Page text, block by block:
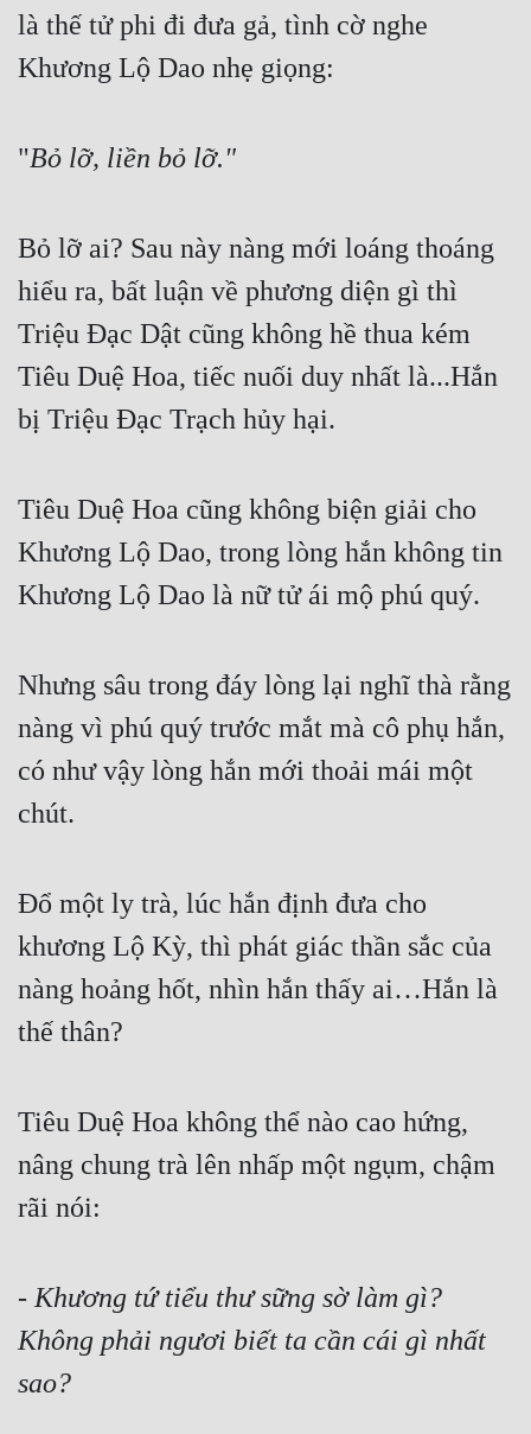
là thế tử phi đi đưa gả, tình cờ nghe
Khương Lộ Dao nhẹ giọng:
"Bỏ lỡ, liền bỏ lỡ."
Bỏ lỡ ai? Sau này nàng mới loáng thoáng
hiểu ra, bất luận về phương diện gì thì
Triệu Đạc Dật cũng không hề thua kém
Tiêu Duệ Hoa, tiếc nuối duy nhất là...Hắn
bị Triệu Đạc Trạch hủy hại.
Tiêu Duệ Hoa cũng không biện giải cho
Khương Lộ Dao, trong lòng hắn không tin
Khương Lộ Dao là nữ tử ái mộ phú quý.
Nhưng sâu trong đáy lòng lại nghĩ thà rằng
nàng vì phú quý trước mắt mà cô phụ hắn,
có như vậy lòng hắn mới thoải mái một
chút.
Đổ một ly trà, lúc hắn định đưa cho
khương Lộ Kỳ, thì phát giác thần sắc của
nàng hoảng hốt, nhìn hắn thấy ai…Hắn là
thế thân?
Tiêu Duệ Hoa không thể nào cao hứng,
nâng chung trà lên nhấp một ngụm, chậm
rãi nói:
- Khương tứ tiểu thư sững sờ làm gì?
Không phải ngươi biết ta cần cái gì nhất
sao?